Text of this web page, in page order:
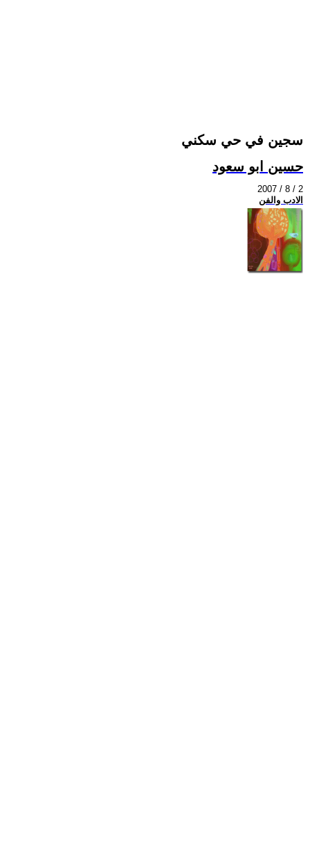
سجين في حي سكني
حسين ابو سعود
2007 / 8 / 2
الادب والفن